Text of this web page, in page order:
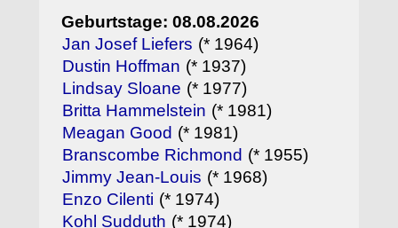
Geburtstage: 08.08.2026
Jan Josef Liefers (* 1964)
Dustin Hoffman (* 1937)
Lindsay Sloane (* 1977)
Britta Hammelstein (* 1981)
Meagan Good (* 1981)
Branscombe Richmond (* 1955)
Jimmy Jean-Louis (* 1968)
Enzo Cilenti (* 1974)
Kohl Sudduth (* 1974)